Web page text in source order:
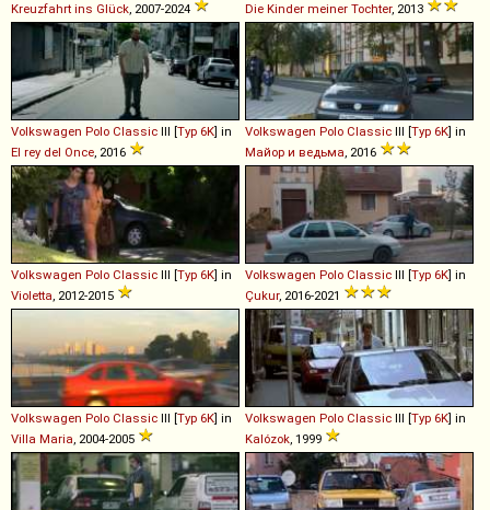
Kreuzfahrt ins Glück, 2007-2024
Die Kinder meiner Tochter, 2013
Volkswagen Polo Classic III [Typ 6K] in
El rey del Once, 2016
Volkswagen Polo Classic III [Typ 6K] in
Майор и ведьма, 2016
Volkswagen Polo Classic III [Typ 6K] in
Violetta, 2012-2015
Volkswagen Polo Classic III [Typ 6K] in
Çukur, 2016-2021
Volkswagen Polo Classic III [Typ 6K] in
Villa Maria, 2004-2005
Volkswagen Polo Classic III [Typ 6K] in
Kalózok, 1999